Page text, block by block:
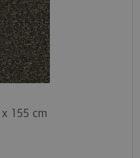
155 cm